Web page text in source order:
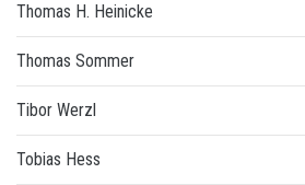
Thomas H. Heinicke
Thomas Sommer
Tibor Werzl
Tobias Hess